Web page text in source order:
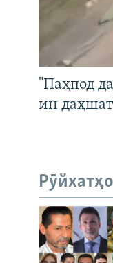
"Паҳпод
ин даҳшат
Рӯйхатҳо